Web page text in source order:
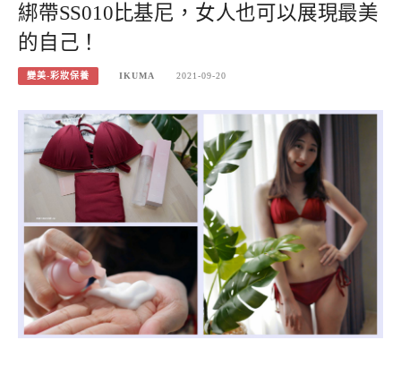
綁帶SS010比基尼，女人也可以展現最美
的自己！
變美-彩妝保養 IKUMA 2021-09-20